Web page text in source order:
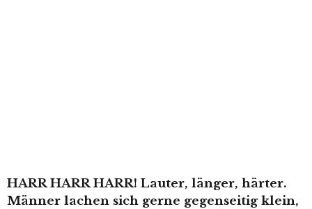
HARR HARR HARR! Lauter, länger, härter.
Männer lachen sich gerne gegenseitig klein,